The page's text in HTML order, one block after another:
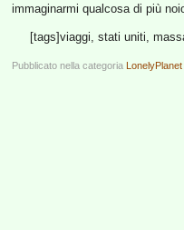
immaginarmi qualcosa di più
[tags]viaggi, stati uniti,
Pubblicato nella categoria LonelyPlanet